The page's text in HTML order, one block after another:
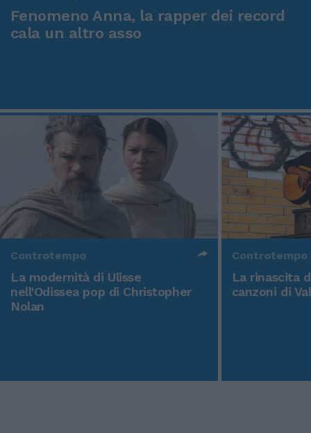
Fenomeno Anna, la rapper dei record
cala un altro asso
Controtempo
La modernità di Ulisse
nell'Odissea pop di Christopher
Nolan
Controtempo
La rinascita
canzoni di